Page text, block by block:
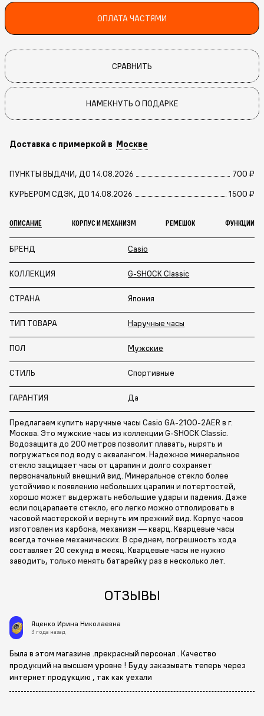
ОПЛАТА ЧАСТЯМИ
СРАВНИТЬ
НАМЕКНУТЬ О ПОДАРКЕ
Доставка с примеркой в Москве
ПУНКТЫ ВЫДАЧИ, ДО 14.08.2026
700 ₽
КУРЬЕРОМ СДЭК, ДО 14.08.2026
1500 ₽
ОПИСАНИЕ КОРПУС И МЕХАНИЗМ РЕМЕШОК ФУНКЦИИ
БРЕНД Casio
КОЛЛЕКЦИЯ G-SHOCK Classic
СТРАНА Япония
ТИП ТОВАРА Наручные часы
ПОЛ Мужские
СТИЛЬ Спортивные
ГАРАНТИЯ Да
Предлагаем купить наручные часы Casio GA-2100-2AER в г.
Москва. Это мужские часы из коллекции G-SHOCK Classic.
Водозащита до 200 метров позволит плавать, нырять и
погружаться под воду с аквалангом. Надежное минеральное
стекло защищает часы от царапин и долго сохраняет
первоначальный внешний вид. Минеральное стекло более
устойчиво к появлению небольших царапин и потертостей,
хорошо может выдержать небольшие удары и падения. Даже
если поцарапаете стекло, его легко можно отполировать в
часовой мастерской и вернуть им прежний вид. Корпус часов
изготовлен из карбона, механизм — кварц. Кварцевые часы
всегда точнее механических. В среднем, погрешность хода
составляет 20 секунд в месяц. Кварцевые часы не нужно
заводить, только менять батарейку раз в несколько лет.
ОТЗЫВЫ
Яценко Ирина Николаевна
3 года назад
Была в этом магазине .прекрасный персонал . Качество
продукций на высшем уровне ! Буду заказывать теперь через
интернет продукцию , так как уехали